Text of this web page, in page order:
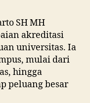
SH MH
akreditasi
universitas. Ia
mulai dari
hingga
peluang besar